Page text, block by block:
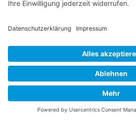
wird meist nicht gerne gesehen,
Themen geantwortet wird.
Nach oben
Textforma
und
Thementy